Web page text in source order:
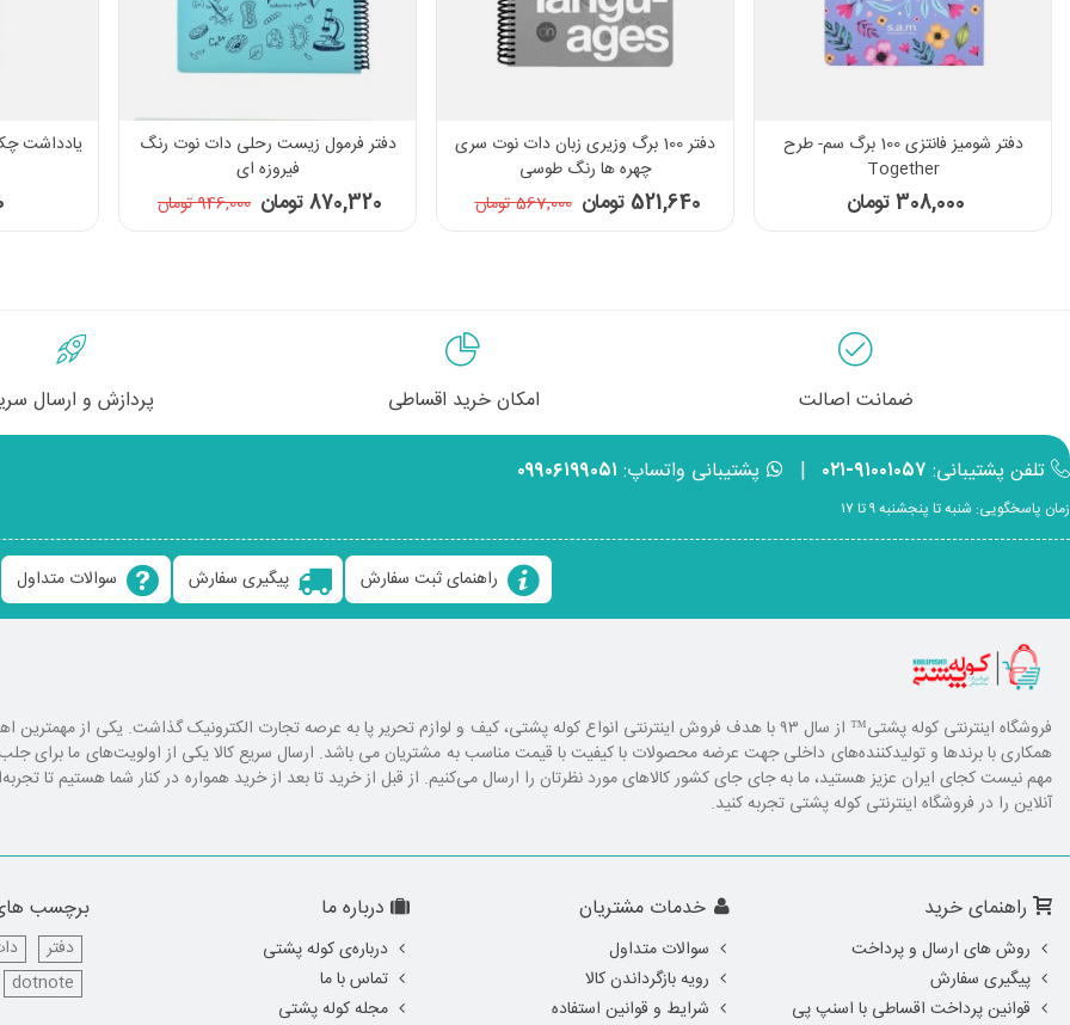
دفتر شومیز فانتزی 100 برگ سم- طرح
Together
308,000 تومان
دفتر 100 برگ وزیری زبان دات نوت سری
چهره ها رنگ طوسی
521,640 تومان 567,000 تومان
دفتر فرمول زیست رحلی دات نوت رنگ
فیروزه ای
870,320 تومان 946,000 تومان
ضمانت اصالت امکان خرید اقساطی پردازش و ارسال
تلفن پشتیبانی: ۹۱۰۰۱۰۵۷-۰۲۱ | پشتیبانی واتساپ: ۰۹۹۰۶۱۹۹۰۵۱
زمان پاسخگویی: شنبه تا پنجشنبه ۹ تا ۱۷
راهنمای ثبت سفارش پیگیری سفارش سوالات متداول
فروشگاه اینترنتی کوله پشتی
™ از سال ۹۳ با هدف فروش اینترنتی انواع کوله پشتی، کیف و لوازم تحریر پا به عرصه تجارت الکترونیک گذاشت. یکی از
همکاری با برند‌ها و تولیدکننده‌های داخلی جهت عرضه محصولات با کیفیت با قیمت مناسب به مشتریان می باشد. ارسال سریع کالا یکی از اولویت‌های ما برای
مهم نیست کجای ایران عزیز هستید، ما به جای جای کشور کالا‌های مورد نظرتان را ارسال می‌کنیم. از قبل از خرید تا بعد از خرید همواره در کنار شما هستیم تا
آنلاین را در فروشگاه اینترنتی کوله پشتی تجربه کنید.
راهنمای خرید
روش های ارسال و پرداخت
پیگیری سفارش
قوانین پرداخت اقساطی با اسنپ پی
خدمات مشتریان
سوالات متداول
رویه بازگرداندن کالا
شرایط و قوانین استفاده
درباره ما
درباره‌ی کوله پشتی
تماس با ما
مجله کوله پشتی
برچسب
دفتر
dotnote